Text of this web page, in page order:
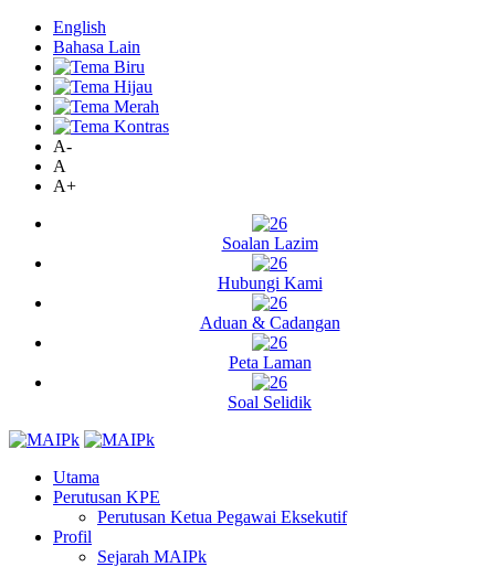
English
Bahasa Lain
A-
A
A+
Soalan Lazim
Hubungi Kami
Aduan & Cadangan
Peta Laman
Soal Selidik
Utama
Perutusan KPE
Perutusan Ketua Pegawai Eksekutif
Profil
Sejarah MAIPk